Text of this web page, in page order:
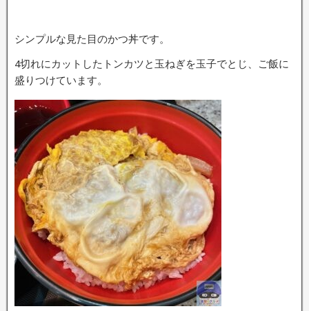
シンプルな見た目のかつ丼です。
4切れにカットしたトンカツと玉ねぎを玉子でとじ、ご飯に
盛りつけています。